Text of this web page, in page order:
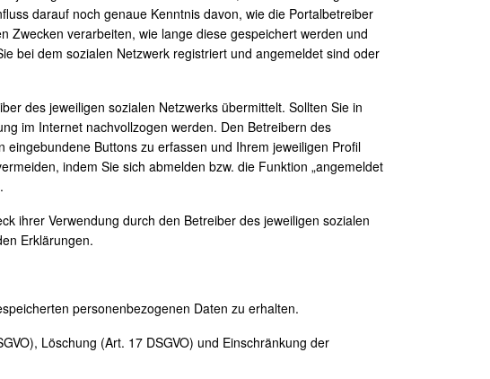
darauf noch genaue Kenntnis davon, wie die Portalbetreiber
verarbeiten, wie lange diese gespeichert werden und
bei dem sozialen Netzwerk registriert und angemeldet sind oder
des jeweiligen sozialen Netzwerks übermittelt. Sollten Sie in
im Internet nachvollzogen werden. Den Betreibern des
Buttons zu erfassen und Ihrem jeweiligen Profil
indem Sie sich abmelden bzw. die Funktion „angemeldet
ihrer Verwendung durch den Betreiber des jeweiligen sozialen
Erklärungen.
personenbezogenen Daten zu erhalten.
Löschung (Art. 17 DSGVO) und Einschränkung der